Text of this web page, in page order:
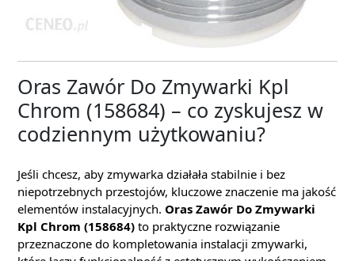
Oras Zawór Do Zmywarki Kpl
Chrom (158684) – co zyskujesz w
codziennym użytkowaniu?
Jeśli chcesz, aby zmywarka działała stabilnie i bez
niepotrzebnych przestojów, kluczowe znaczenie ma jakość
elementów instalacyjnych. Oras Zawór Do Zmywarki
Kpl Chrom (158684) to praktyczne rozwiązanie
przeznaczone do kompletowania instalacji zmywarki,